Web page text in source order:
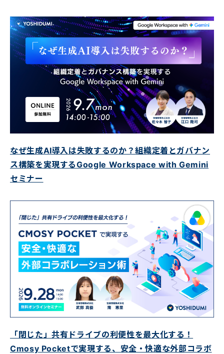
なぜ生成AI導入は失敗するのか？組織定着とガバナン
ス構築を実現するGoogle Workspace with Gemini
セミナー
「閉じた」共有ドライブの利便性を最大化する！
Cmosy Pocketで実現する、安全・快適な外部コラボ